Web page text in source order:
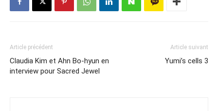
Article précédent
Claudia Kim et Ahn Bo-hyun en
interview pour Sacred Jewel
Article suivant
Yumi’s cells 3